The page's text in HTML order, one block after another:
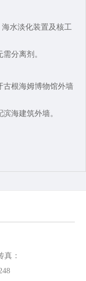
水淡化装置及核工
分离剂。
古根海姆博物馆外墙
海建筑外墙。
真：